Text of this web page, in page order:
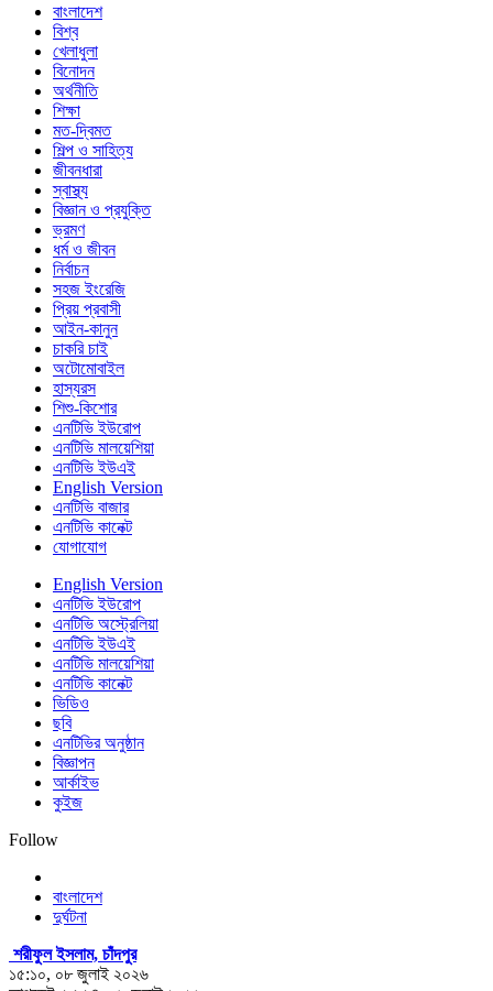
বাংলাদেশ
বিশ্ব
খেলাধুলা
বিনোদন
অর্থনীতি
শিক্ষা
মত-দ্বিমত
শিল্প ও সাহিত্য
জীবনধারা
স্বাস্থ্য
বিজ্ঞান ও প্রযুক্তি
ভ্রমণ
ধর্ম ও জীবন
নির্বাচন
সহজ ইংরেজি
প্রিয় প্রবাসী
আইন-কানুন
চাকরি চাই
অটোমোবাইল
হাস্যরস
শিশু-কিশোর
এনটিভি ইউরোপ
এনটিভি মালয়েশিয়া
এনটিভি ইউএই
English Version
এনটিভি বাজার
এনটিভি কানেক্ট
যোগাযোগ
English Version
এনটিভি ইউরোপ
এনটিভি অস্ট্রেলিয়া
এনটিভি ইউএই
এনটিভি মালয়েশিয়া
এনটিভি কানেক্ট
ভিডিও
ছবি
এনটিভির অনুষ্ঠান
বিজ্ঞাপন
আর্কাইভ
কুইজ
Follow
বাংলাদেশ
দুর্ঘটনা
শরীফুল ইসলাম, চাঁদপুর
১৫:১০, ০৮ জুলাই ২০২৬